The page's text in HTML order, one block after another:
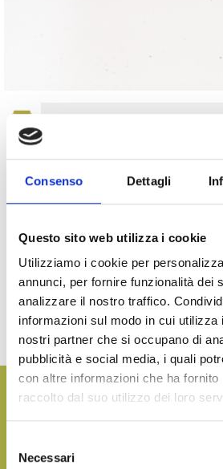
Consenso Dettagli
Questo sito web utilizza i cookie
Utilizziamo i cookie per
annunci, per fornire funzionalità dei
analizzare il nostro traffico.
informazioni sul modo in cui utilizza
nostri partner che si occupano di
pubblicità e social media, i quali
con altre informazioni che ha fornito
raccolto dal suo utilizzo dei loro
delNecessari
Vaso 200 gr
DESCRIPTION
tomatoes, then baked and seasoned with olive
TIPS FOR CONSUMPTION
The paté is a very versatile cooking product
recipe: spread on toast or on sandwiches. It is
pasta or rice dishes and as a filling for pasta,
food as a touch of flavour and colour. It can
dishes and it can be consumed with meat, fish
Want more information and receive